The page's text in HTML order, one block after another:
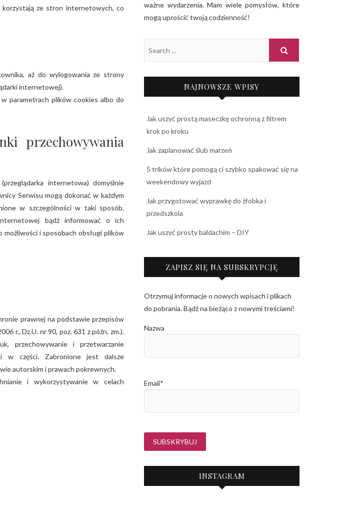
ze stron internetowych, co
aż do wylogowania ze strony
internetowej).
parametrach plików cookies albo do
przechowywania
internetowa) domyślnie
Serwisu mogą dokonać w każdym
w szczególności w taki sposób,
bądź informować o ich
możliwości i sposobach obsługi plików
prawnej na podstawie przepisów
r., Dz.U. nr 90, poz. 631 z późn. zm.).
przechowywanie i przetwarzanie
i w części. Zabronione jest dalsze
autorskim i prawach pokrewnych.
i wykorzystywanie w celach
ważne wydarzenia. Mam wiele pomysłów, które
mogą uprościć twoją codzienność!
NAJNOWSZE WPISY
Jak uszyć prostą maseczkę ochronną z filtrem
krok po kroku
Jak zaplanować ślub marzeń
5 trików które pomogą ci szybko spakować się na
weekendowy wyjazd
Jak przygotować wyprawkę do żłobka i
przedszkola
Jak uszyć prosty baldachim – DIY
ZAPISZ SIĘ NA SUBSKRYPCJĘ
Otrzymuj informacje o nowych wpisach i plikach
do pobrania. Bądź na bieżąco z nowymi treściami!
Nazwa
Email*
INSTAGRAM